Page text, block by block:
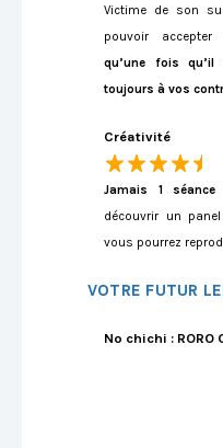
Victime de son
pouvoir accepter
qu’une fois qu’il
toujours à vos
Créativité
Jamais 1 séance
découvrir un
vous pourrez
VOTRE FUTUR
No chichi : RORO